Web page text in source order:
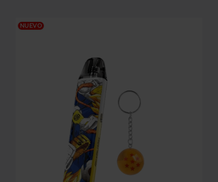
NUEVO
LOST VAPE URSA (NANO 3) POD KIT - ROYAL